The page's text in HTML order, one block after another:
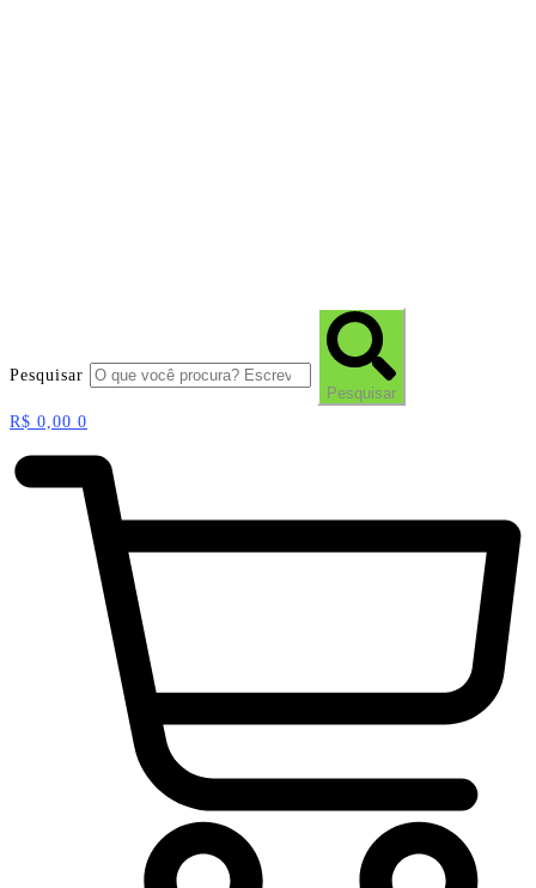
Pesquisar
Pesquisar
R$ 0,00 0